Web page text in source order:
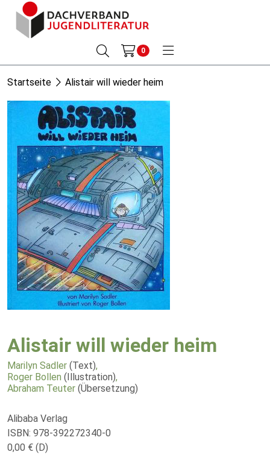
0
Startseite Alistair will wieder heim
Alistair will wieder heim
Marilyn Sadler (Text),
Roger Bollen (Illustration),
Abraham Teuter (Übersetzung)
Alibaba Verlag
ISBN: 978-392272340-0
0,00 € (D)